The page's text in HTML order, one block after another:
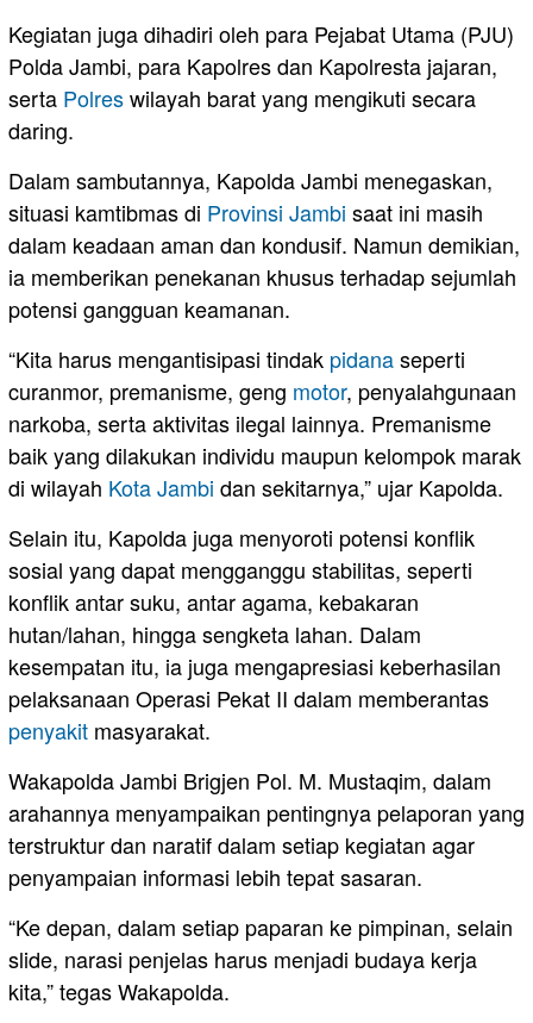
Kegiatan juga dihadiri oleh para Pejabat Utama (PJU)
Polda Jambi, para Kapolres dan Kapolresta jajaran,
serta Polreswilayah barat yang mengikuti secara
daring.
Dalam sambutannya, Kapolda Jambi menegaskan,
situasi kamtibmas di Provinsi Jambi saat ini masih
dalam keadaan aman dan kondusif. Namun demikian,
ia memberikan penekanan khusus terhadap sejumlah
potensi gangguan keamanan.
“Kita harus mengantisipasi tindak pidanaseperti
curanmor, premanisme, geng motor, penyalahgunaan
narkoba, serta aktivitas ilegal lainnya. Premanisme
baik yang dilakukan individu maupun kelompok marak
di wilayah Kota Jambi dan sekitarnya,” ujar Kapolda.
Selain itu, Kapolda juga menyoroti potensi konflik
sosial yang dapat mengganggu stabilitas, seperti
konflik antar suku, antar agama, kebakaran
hutan/lahan, hingga sengketa lahan. Dalam
kesempatan itu, ia juga mengapresiasi keberhasilan
pelaksanaan Operasi Pekat II dalam memberantas
penyakit masyarakat.
Wakapolda Jambi Brigjen Pol. M. Mustaqim, dalam
arahannya menyampaikan pentingnya pelaporan yang
terstruktur dan naratif dalam setiap kegiatan agar
penyampaian informasi lebih tepat sasaran.
“Ke depan, dalam setiap paparan ke pimpinan, selain
slide, narasi penjelas harus menjadi budaya kerja
kita,” tegas Wakapolda.